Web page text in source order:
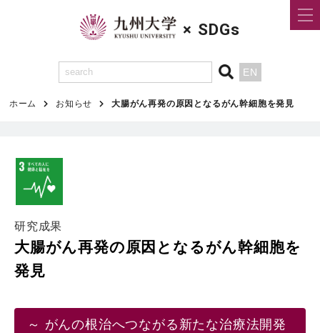
× SDGs
EN
ホーム お知らせ ⼤腸がん再発の原因となるがん幹細胞を発⾒
研究成果
⼤腸がん再発の原因となるがん幹細胞を
発⾒
～ がんの根治へつながる新たな治療法開発